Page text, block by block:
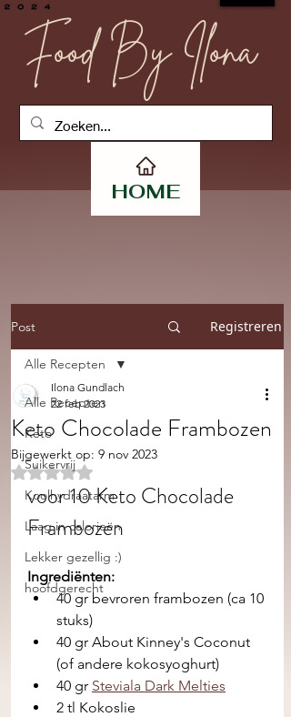
Food By Ilona
HOME
Post Registreren
Alle Recepten
Keto
Suikervrij
Koolhydraatarm
Laag in calorieën
Lekker gezellig :)
hoofdgerecht
Alle Recepten
Keto Chocolade Frambozen
Ilona Gundlach
22 feb 2023
Bijgewerkt op: 9 nov 2023
Beoordeeld met NaN uit 5 sterren.
voor 10 Keto Chocolade
Frambozen
Ingrediënten:
40 gr bevroren frambozen (ca 10
stuks)
40 gr About Kinney's Coconut
(of andere kokosyoghurt)
40 gr Steviala Dark Melties
2 tl Kokoslie